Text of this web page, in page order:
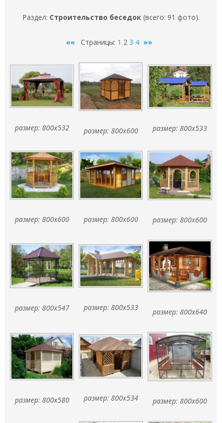
Раздел: Строительство беседок (всего: 91 фото).
«« Страницы: 1 2 3 4 »»
размер: 800x532 размер: 800x600 размер: 800x533
размер: 800x600 размер: 800x600 размер: 800x600
размер: 800x547 размер: 800x533 размер: 800x640
размер: 800x580 размер: 800x534 размер: 800x600